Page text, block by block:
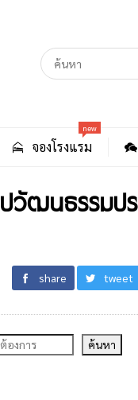
จองโรงแรม
new
วัฒนธรรมป
share tweet
ค้นหา